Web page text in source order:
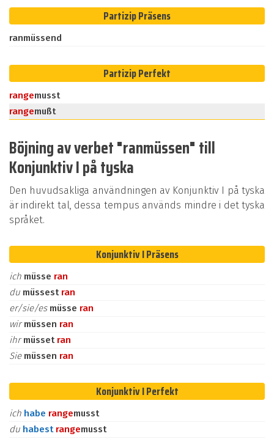
Partizip Präsens
ranmüssend
Partizip Perfekt
rangemusst
rangemußt
Böjning av verbet "ranmüssen" till
Konjunktiv I på tyska
Den huvudsakliga användningen av Konjunktiv I på tyska
är indirekt tal, dessa tempus används mindre i det tyska
språket.
Konjunktiv I Präsens
ich müsse ran
du müssest ran
er/sie/es müsse ran
wirmüssen ran
ihrmüsset ran
Sie müssen ran
Konjunktiv I Perfekt
ich habe rangemusst
du habest rangemusst